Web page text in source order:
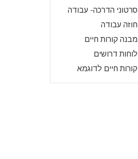
סרטוני הדרכה- עבודה
חוזה עבודה
מבנה קורות חיים
לוחות דרושים
קורות חיים לדוגמא